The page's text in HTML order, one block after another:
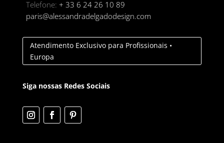
Telefone: + 33 6 24 26 10 89
paris@alessandradelgadodesign.com
Atendimento Exclusivo para Profissionais •
Europa
Siga nossas Redes Sociais